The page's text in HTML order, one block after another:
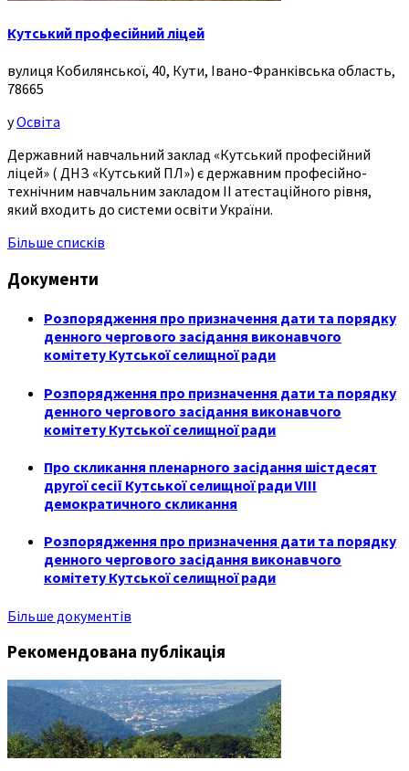
Кутський професійний ліцей
вулиця Кобилянської, 40, Кути, Івано-Франківська область,
78665
уОсвіта
Державний навчальний заклад «Кутський професійний
ліцей» ( ДНЗ «Кутський ПЛ») є державним професійно-
технічним навчальним закладом ІІ атестаційного рівня,
який входить до системи освіти України.
Більше списків
Документи
Розпорядження про призначення дати та порядку
денного чергового засідання виконавчого
комітету Кутської селищної ради
Розпорядження про призначення дати та порядку
денного чергового засідання виконавчого
комітету Кутської селищної ради
Про скликання пленарного засідання шістдесят
другої сесії Кутської селищної ради VIII
демократичного скликання
Розпорядження про призначення дати та порядку
денного чергового засідання виконавчого
комітету Кутської селищної ради
Більше документів
Рекомендована публікація